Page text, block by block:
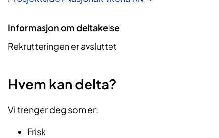
Informasjon om deltakelse
Rekrutteringen er avsluttet
Hvem kan delta?
Vi trenger deg som er:
Frisk